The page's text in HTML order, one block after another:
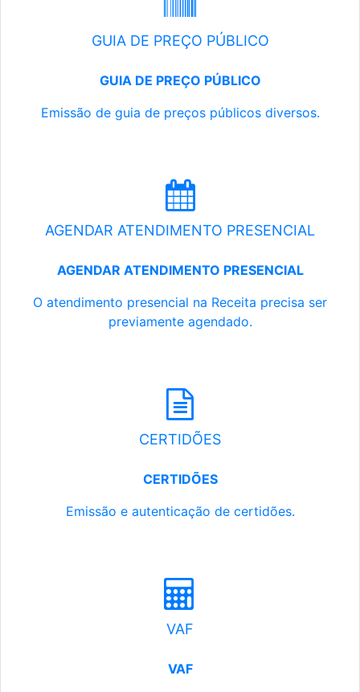
GUIA DE PREÇO PÚBLICO
GUIA DE PREÇO PÚBLICO
Emissão de guia de preços públicos diversos.
AGENDAR ATENDIMENTO PRESENCIAL
AGENDAR ATENDIMENTO PRESENCIAL
O atendimento presencial na Receita precisa ser
previamente agendado.
CERTIDÕES
CERTIDÕES
Emissão e autenticação de certidões.
VAF
VAF